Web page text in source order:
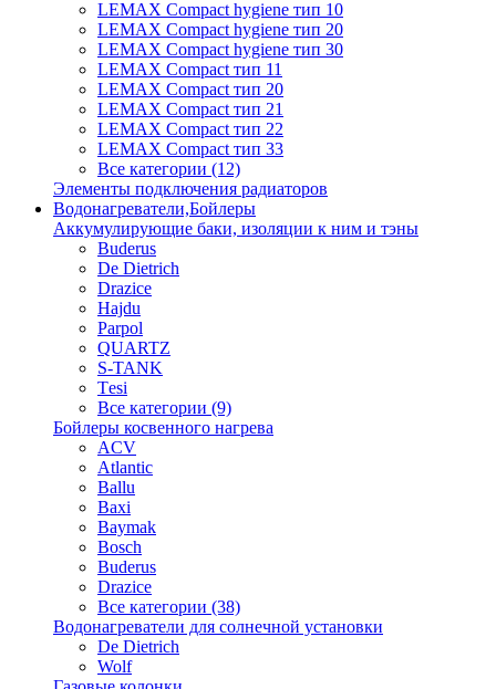
LEMAX Compact hygiene тип 10
LEMAX Compact hygiene тип 20
LEMAX Compact hygiene тип 30
LEMAX Compact тип 11
LEMAX Compact тип 20
LEMAX Compact тип 21
LEMAX Compact тип 22
LEMAX Compact тип 33
Все категории (12)
Элементы подключения радиаторов
Водонагреватели,Бойлеры
Аккумулирующие баки, изоляции к ним и тэны
Buderus
De Dietrich
Drazice
Hajdu
Parpol
QUARTZ
S-TANK
Tеsi
Все категории (9)
Бойлеры косвенного нагрева
ACV
Atlantic
Ballu
Baxi
Baymak
Bosch
Buderus
Drazice
Все категории (38)
Водонагреватели для солнечной установки
De Dietrich
Wolf